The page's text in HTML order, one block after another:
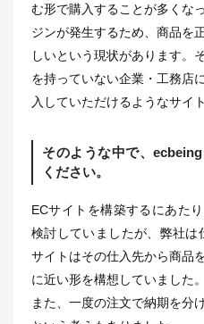
む形で購入することが多くな
ジンが発生するため、商品を
しいという現状があります。
を持っていない企業・工務店
入していただけるようなサイ
そのような中で、
ください。
ECサイトを構築するにあた
検討していましたが、弊社
サイトはその仕入先から商品
に近い形を構想していました。
また、一度の注文で納期を分